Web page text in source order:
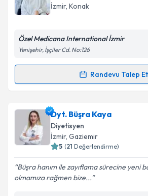
takvim hazırlandığında e-posta ile
Kişisel verilerimin işlenmesine
Metni'ni okudum ve kişisel
Takvim Talebini
İzmir, Konak
Özel Medicana International İzmir
Yenişehir, İşçiler Cd. No:126
Randevu Talep Et
Randevu Takvimi Talebi
Dyt. Seda Uşareriçin randevu
oluşturun. Size bu uzmandan
takvim hazırlandığında e-posta ile
Dyt. Büşra Kaya
Diyetisyen
İzmir, Gaziemir
5 (21 Değerlendirme)
Büşra hanım ile zayıflama sürecine yeni
olmamıza rağmen bize...